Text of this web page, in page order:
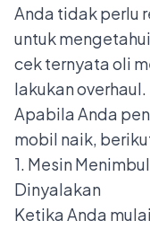
Anda tidak perlu
untuk
cek ternyata oli
lakukan overhaul.
Apabila Anda
mobil naik,
1. Mesin
Dinyalakan
Ketika Anda